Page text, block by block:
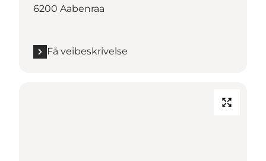
6200 Aabenraa
Få veibeskrivelse